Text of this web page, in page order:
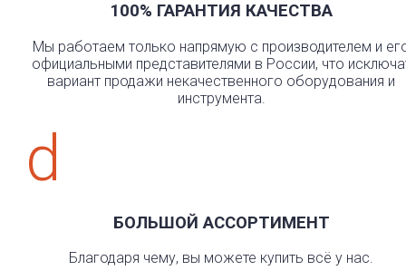
100% ГАРАНТИЯ КАЧЕСТВА
Мы работаем только напрямую с производителем и
официальными представителями в России, что
вариант продажи некачественного оборудования и
инструмента.
d
БОЛЬШОЙ АССОРТИМЕНТ
Благодаря чему, вы можете купить всё у нас.